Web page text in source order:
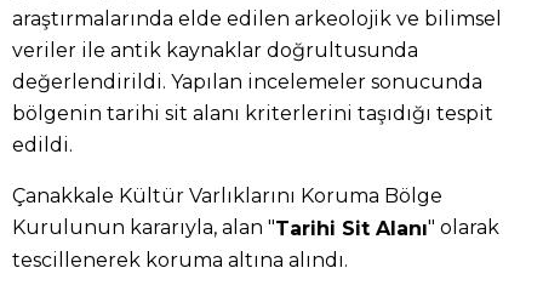
araştırmalarında elde edilen arkeolojik ve bilimsel
veriler ile antik kaynaklar doğrultusunda
değerlendirildi. Yapılan incelemeler sonucunda
bölgenin tarihi sit alanı kriterlerini taşıdığı tespit
edildi.
Çanakkale Kültür Varlıklarını Koruma Bölge
Kurulunun kararıyla, alan "Tarihi Sit Alanı" olarak
tescillenerek koruma altına alındı.